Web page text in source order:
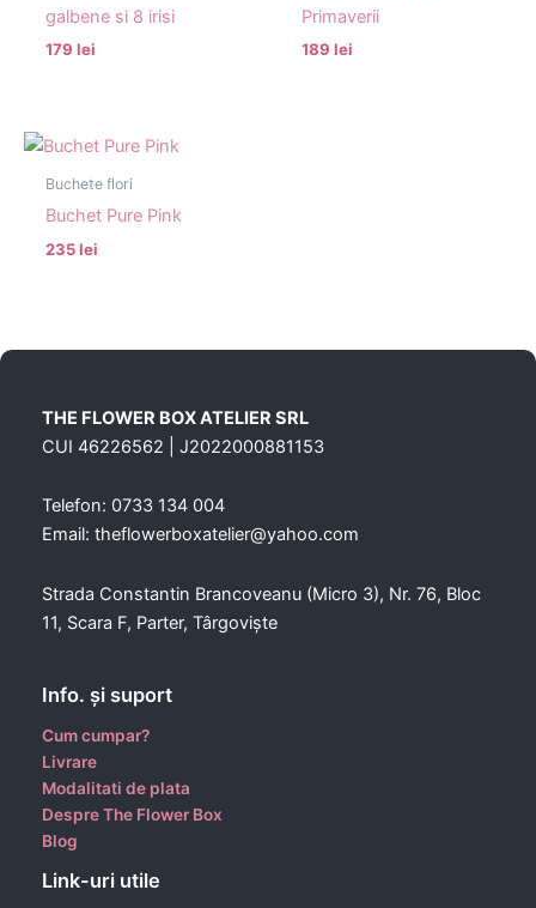
galbene si 8 irisi
179 lei
Primaverii
189 lei
Buchete flori
Buchet Pure Pink
235 lei
THE FLOWER BOX ATELIER SRL
CUI 46226562 | J2022000881153
Telefon: 0733 134 004
Email: theflowerboxatelier@yahoo.com
Strada Constantin Brancoveanu (Micro 3), Nr. 76, Bloc
11, Scara F, Parter, Târgoviște
Info. şi suport
Cum cumpar?
Livrare
Modalitati de plata
Despre The Flower Box
Blog
Link-uri utile